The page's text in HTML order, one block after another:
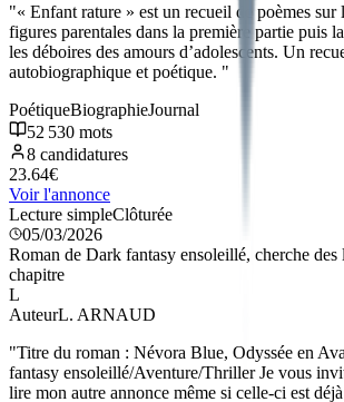
"« Enfant rature » est un recueil de poèmes sur
figures parentales dans la première partie puis
les déboires des amours d’adolescents. Un
autobiographique et poétique. "
PoétiqueBiographieJournal
52 530 mots
8 candidatures
23.64€
Voir l'annonce
Lecture simpleClôturée
05/03/2026
Roman de Dark fantasy ensoleillé, cherche des
chapitre
L
AuteurL. ARNAUD
"Titre du roman : Névora Blue, Odyssée en
fantasy ensoleillé/Aventure/Thriller Je vous
lire mon autre annonce même si celle-ci est